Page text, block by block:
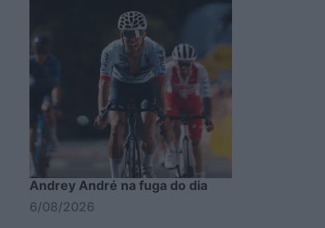
Andrey André na fuga do dia
6/08/2026